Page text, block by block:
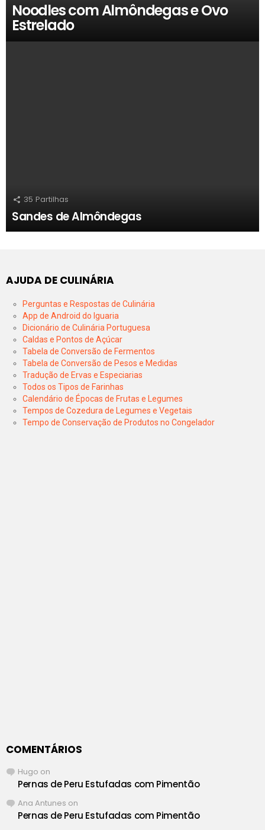
Noodles com Almôndegas e Ovo
Estrelado
35 Partilhas
Sandes de Almôndegas
AJUDA DE CULINÁRIA
Perguntas e Respostas de Culinária
App de Android do Iguaria
Dicionário de Culinária Portuguesa
Caldas e Pontos de Açúcar
Tabela de Conversão de Fermentos
Tabela de Conversão de Pesos e Medidas
Tradução de Ervas e Especiarias
Todos os Tipos de Farinhas
Calendário de Épocas de Frutas e Legumes
Tempos de Cozedura de Legumes e Vegetais
Tempo de Conservação de Produtos no Congelador
COMENTÁRIOS
Hugo on
Pernas de Peru Estufadas com Pimentão
Ana Antunes on
Pernas de Peru Estufadas com Pimentão